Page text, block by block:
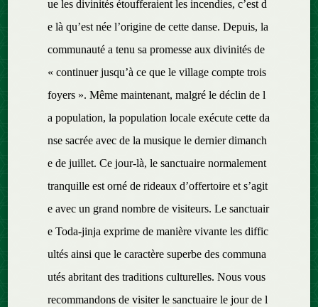
ue les divinités étoufferaient les incendies, c’est d
e là qu’est née l’origine de cette danse. Depuis, la
communauté a tenu sa promesse aux divinités de
« continuer jusqu’à ce que le village compte trois
foyers ». Même maintenant, malgré le déclin de l
a population, la population locale exécute cette da
nse sacrée avec de la musique le dernier dimanch
e de juillet. Ce jour-là, le sanctuaire normalement
tranquille est orné de rideaux d’offertoire et s’agit
e avec un grand nombre de visiteurs. Le sanctuair
e Toda-jinja exprime de manière vivante les diffic
ultés ainsi que le caractère superbe des communa
utés abritant des traditions culturelles. Nous vous
recommandons de visiter le sanctuaire le jour de l